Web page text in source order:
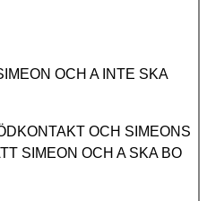
OCH A INTE SKA
OCH SIMEONS
SIMEON OCH A SKA BO